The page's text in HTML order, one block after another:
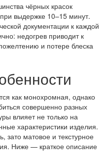
чёрных красок
выдержке 10–15 минут.
документации к каждой
недогрев приводит к
и потере блеска
как монохромная, однако
совершенно разных
влияет не только на
характеристики изделия.
зато матовое и текстурное
Ниже — краткое описание